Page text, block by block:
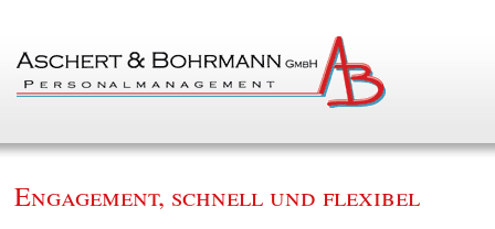
Engagement, schnell und flexibel